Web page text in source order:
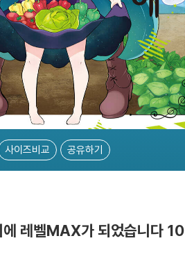
사이즈비교 공유하기
레벨MAX가 되었습니다 10